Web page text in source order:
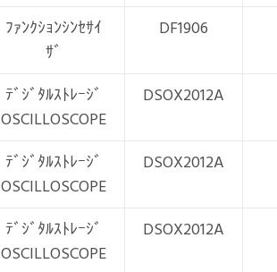
ﾌｧﾝｸｼｮﾝｼﾝｾｻｲ
ｻﾞ
DF1906
ﾃﾞｼﾞﾀﾙｽﾄﾚｰｼﾞ
OSCILLOSCOPE
DSOX2012A
ﾃﾞｼﾞﾀﾙｽﾄﾚｰｼﾞ
OSCILLOSCOPE
DSOX2012A
ﾃﾞｼﾞﾀﾙｽﾄﾚｰｼﾞ
OSCILLOSCOPE
DSOX2012A